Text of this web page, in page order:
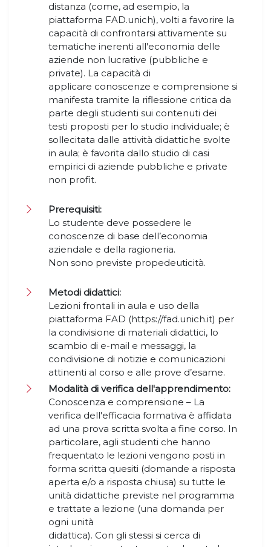
distanza (come, ad esempio, la
piattaforma FAD.unich), volti a favorire la
capacità di confrontarsi attivamente su
tematiche inerenti all'economia delle
aziende non lucrative (pubbliche e
private). La capacità di
applicare conoscenze e comprensione si
manifesta tramite la riflessione critica da
parte degli studenti sui contenuti dei
testi proposti per lo studio individuale; è
sollecitata dalle attività didattiche svolte
in aula; è favorita dallo studio di casi
empirici di aziende pubbliche e private
non profit.
Prerequisiti:
Lo studente deve possedere le
conoscenze di base dell’economia
aziendale e della ragioneria.
Non sono previste propedeuticità.
Metodi didattici:
Lezioni frontali in aula e uso della
piattaforma FAD (https://fad.unich.it) per
la condivisione di materiali didattici, lo
scambio di e-mail e messaggi, la
condivisione di notizie e comunicazioni
attinenti al corso e alle prove d’esame.
Modalità di verifica dell'apprendimento:
Conoscenza e comprensione – La
verifica dell'efficacia formativa è affidata
ad una prova scritta svolta a fine corso. In
particolare, agli studenti che hanno
frequentato le lezioni vengono posti in
forma scritta quesiti (domande a risposta
aperta e/o a risposta chiusa) su tutte le
unità didattiche previste nel programma
e trattate a lezione (una domanda per
ogni unità
didattica). Con gli stessi si cerca di